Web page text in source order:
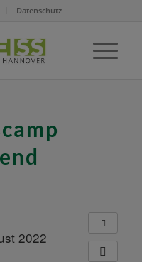
Datenschutz
2022